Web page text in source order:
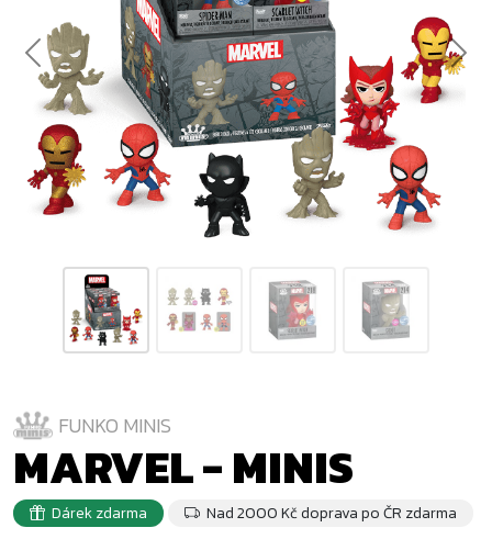
Previous
FUNKO MINIS
MARVEL - MINIS
Dárek zdarma Nad 2000 Kč doprava po ČR zdarma